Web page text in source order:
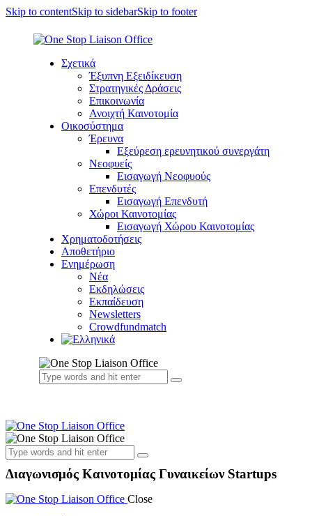
Skip to contentSkip to sidebarSkip to footer
Σχετικά
Έξυπνη Εξειδίκευση
Στρατηγικές Δράσεις
Επικοινωνία
Ανοιχτή Καινοτομία
Οικοσύστημα
Έρευνα
Εξεύρεση ερευνητικού συνεργάτη
Νεοφυείς
Εισαγωγή Νεοφυούς
Επενδυτές
Εισαγωγή Επενδυτή
Χώροι Καινοτομίας
Εισαγωγή Χώρου Καινοτομίας
Χρηματοδοτήσεις
Αποθετήριο
Ενημέρωση
Νέα
Εκδηλώσεις
Εκπαίδευση
Newsletters
Crowdfundmatch
Διαγωνισμός Καινοτομίας Γυναικείων Startups
Close